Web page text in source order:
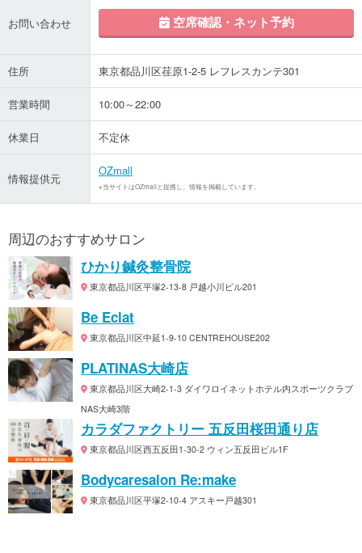
お問い合わせ 空席確認・ネット予約
住所 東京都品川区荏原1-2-5 レフレスカンテ301
営業時間 10:00～22:00
休業日 不定休
情報提供元
OZmall
※当サイトはOZmallと提携し、情報を掲載しています。
周辺のおすすめサロン
ひかり鍼灸整骨院
東京都品川区平塚2-13-8 戸越小川ビル201
Be Eclat
東京都品川区中延1-9-10 CENTREHOUSE202
PLATINAS大崎店
東京都品川区大崎2-1-3 ダイワロイネットホテル内スポーツクラブ
NAS大崎3階
カラダファクトリー 五反田桜田通り店
東京都品川区西五反田1-30-2 ウィン五反田ビル1F
Bodycaresalon Re:make
東京都品川区平塚2-10-4 アスキー戸越301